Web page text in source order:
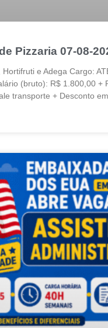
Pizzaria 07-08-
Hortifruti e Adega Cargo:
(bruto): R$ 1.800,00 +
transporte + Desconto